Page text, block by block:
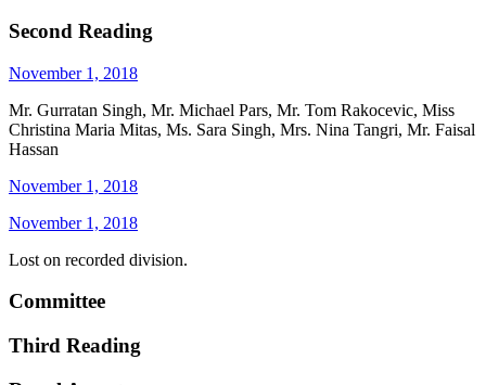
Second Reading
November 1, 2018
Mr. Gurratan Singh, Mr. Michael Pars, Mr. Tom Rakocevic, Miss
Christina Maria Mitas, Ms. Sara Singh, Mrs. Nina Tangri, Mr. Faisal
Hassan
November 1, 2018
November 1, 2018
Lost on recorded division.
Committee
Third Reading